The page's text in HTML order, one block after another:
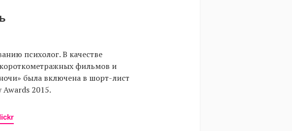
психолог. В качестве
короткометражных фильмов и
была включена в шорт-лист
2015.